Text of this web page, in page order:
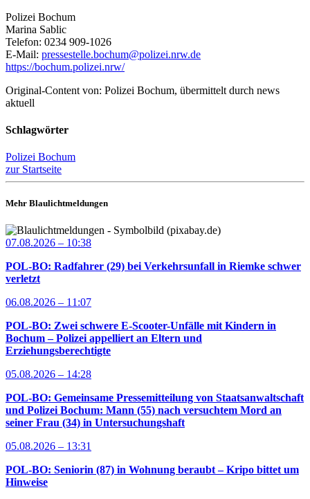
Polizei Bochum
Marina Sablic
Telefon: 0234 909-1026
E-Mail: pressestelle.bochum@polizei.nrw.de
https://bochum.polizei.nrw/
Original-Content von: Polizei Bochum, übermittelt durch news
aktuell
Schlagwörter
Polizei Bochum
zur Startseite
Mehr Blaulichtmeldungen
07.08.2026 – 10:38
POL-BO: Radfahrer (29) bei Verkehrsunfall in Riemke schwer
verletzt
06.08.2026 – 11:07
POL-BO: Zwei schwere E-Scooter-Unfälle mit Kindern in
Bochum – Polizei appelliert an Eltern und
Erziehungsberechtigte
05.08.2026 – 14:28
POL-BO: Gemeinsame Pressemitteilung von Staatsanwaltschaft
und Polizei Bochum: Mann (55) nach versuchtem Mord an
seiner Frau (34) in Untersuchungshaft
05.08.2026 – 13:31
POL-BO: Seniorin (87) in Wohnung beraubt – Kripo bittet um
Hinweise